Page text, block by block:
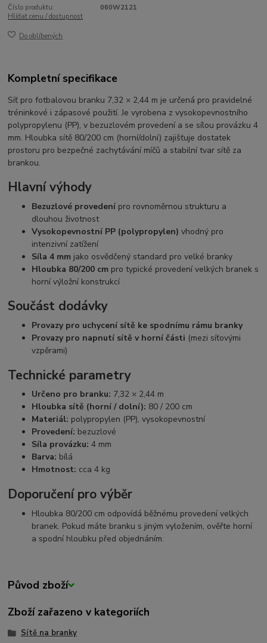
Číslo produktu:
060W2121
Hlídat cenu / dostupnost
Do oblíbených
Kompletní specifikace
Síť pro fotbalovou branku 7,32 × 2,44 m je určená pro pravidelné
tréninkové i zápasové použití. Je vyrobena z vysokopevnostního
polypropylenu (PP), v bezuzlovém provedení a se sílou provázku 4
mm. Hloubka sítě 80/200 cm (horní/dolní) zajišťuje dostatek
prostoru pro bezpečné zachytávání míčů a stabilní tvar sítě za
brankou.
Hlavní výhody
Bezuzlové provedení pro rovnoměrnou strukturu a
dlouhou životnost
Vysokopevnostní PP (polypropylen) vhodný pro
intenzivní zatížení
Síla 4 mm jako osvědčený standard pro velké branky
Hloubka 80/200 cm pro typické provedení velkých branek s
horní výložní konstrukcí
Součást dodávky
Provazy pro uchycení sítě ke spodnímu rámu branky
Provazy pro napnutí sítě v horní části (mezi síťovými
vzpěrami)
Technické parametry
Určeno pro branku: 7,32 × 2,44 m
Hloubka sítě (horní / dolní): 80 / 200 cm
Materiál: polypropylen (PP), vysokopevnostní
Provedení: bezuzlové
Síla provázku: 4 mm
Barva: bílá
Hmotnost: cca 4 kg
Doporučení pro výběr
Hloubka 80/200 cm odpovídá běžnému provedení velkých
branek. Pokud máte branku s jiným vyložením, ověřte horní
a spodní hloubku před objednáním.
Původ zboží
Zboží zařazeno v kategoriích
Sítě na branky